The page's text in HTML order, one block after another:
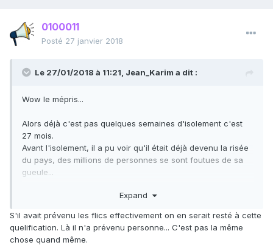
0100011
Posté 27 janvier 2018
Le 27/01/2018 à 11:21, Jean_Karim a dit :
Wow le mépris...
Alors déjà c'est pas quelques semaines d'isolement c'est
27 mois.
Avant l'isolement, il a pu voir qu'il était déjà devenu la risée
du pays, des millions de personnes se sont foutues de sa
gueule...
Sinon, qu'est-ce qu'il a fait : vendre de la coke et louer
Expand
S'il avait prévenu les flics effectivement on en serait resté à cette
quelification. Là il n'a prévenu personne... C'est pas la même
chose quand même.